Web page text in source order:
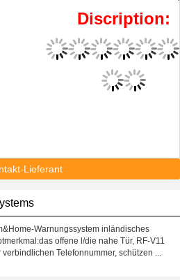
Discription:
Lieferant
Warnungssystem inländisches
offene l/die nahe Tür, RF-V11
Telefonnummer, schützen ...